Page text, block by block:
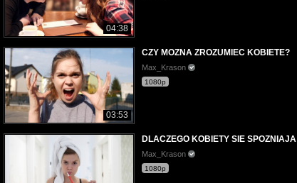
04:38
03:53
CZY MOZNA ZROZUMIEC KOBIETE?
Max_Krason
1080p
DLACZEGO KOBIETY SIE SPOZNIAJA
Max_Krason
1080p